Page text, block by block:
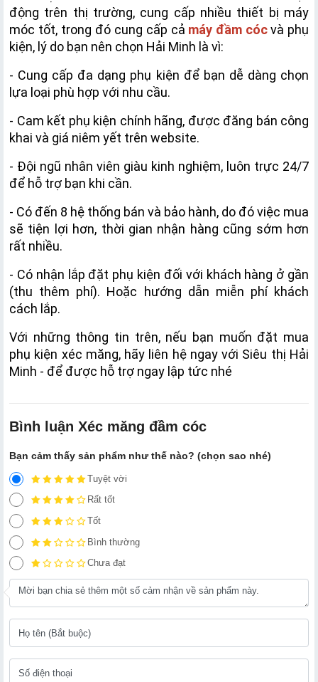
động trên thị trường, cung cấp nhiều thiết bị máy
móc tốt, trong đó cung cấp cả máy đầm cócvà phụ
kiện, lý do bạn nên chọn Hải Minh là vì:
- Cung cấp đa dạng phụ kiện để bạn dễ dàng chọn
lựa loại phù hợp với nhu cầu.
- Cam kết phụ kiện chính hãng, được đăng bán công
khai và giá niêm yết trên website.
- Đội ngũ nhân viên giàu kinh nghiệm, luôn trực 24/7
để hỗ trợ bạn khi cần.
- Có đến 8 hệ thống bán và bảo hành, do đó việc mua
sẽ tiện lợi hơn, thời gian nhận hàng cũng sớm hơn
rất nhiều.
- Có nhận lắp đặt phụ kiện đối với khách hàng ở gần
(thu thêm phí). Hoặc hướng dẫn miễn phí khách
cách lắp.
Với những thông tin trên, nếu bạn muốn đặt mua
phụ kiện xéc măng, hãy liên hệ ngay với Siêu thị Hải
Minh - để được hỗ trợ ngay lập tức nhé
Bình luận Xéc măng đầm cóc
Bạn cảm thấy sản phẩm như thế nào? (chọn sao nhé)
Tuyệt vời
Rất tốt
Tốt
Bình thường
Chưa đạt